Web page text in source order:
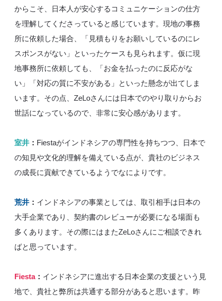
からこそ、日本人が安心するコミュニケーションの仕方
を理解してくださっていると感じています。現地の事務
所に依頼した場合、「見積もりをお願いしているのにレ
スポンスがない」といったケースも見られます。仮に現
地事務所に依頼しても、「お金を払ったのに反応がな
い」「対応の質に不安がある」といった懸念が出てしま
います。その点、ZeLoさんには日本でのやり取りからお
世話になっているので、非常に安心感があります。
室井 ： Fiestaがインドネシアの専門性を持ちつつ、日本で
の知見や文化的理解を備えている点が、貴社のビジネス
の成長に貢献できているようでなによりです。
荒井 ： インドネシアの事業としては、取引相手は日本の
大手企業であり、契約書のレビューが必要になる場面も
多くあります。その際にはまたZeLoさんにご相談できれ
ばと思っています。
Fiesta： インドネシアに進出する日本企業の支援という見
地で、貴社と弊所は共通する部分があると思います。昨